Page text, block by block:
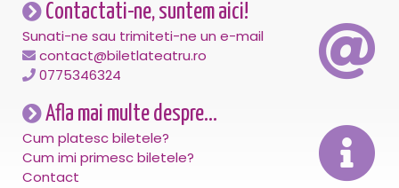
Contactati-ne, suntem aici!
Sunati-ne sau trimiteti-ne un e-mail
contact@biletlateatru.ro
0775346324
Afla mai multe despre...
Cum platesc biletele?
Cum imi primesc biletele?
Contact